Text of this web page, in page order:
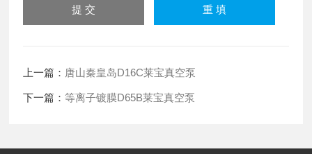
上一篇： 唐山秦皇岛D16C莱宝真空泵
下一篇：等离子镀膜D65B莱宝真空泵